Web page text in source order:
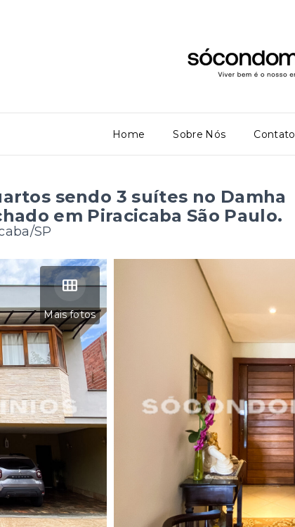
Home Sobre Nós Contato
sendo 3 suítes no Damha
em Piracicaba São Paulo.
SP
Mais fotos